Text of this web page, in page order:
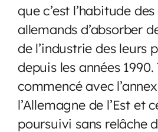
que c’est l’habitude
allemands d’absorber
de l’industrie des leurs
depuis les années 1990.
commencé avec
l’Allemagne de l’Est et
poursuivi sans relâche